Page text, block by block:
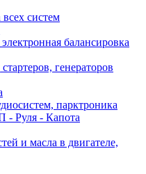
систем
балансировка
генераторов
парктроника
Руля - Капота
и масла в двигателе,